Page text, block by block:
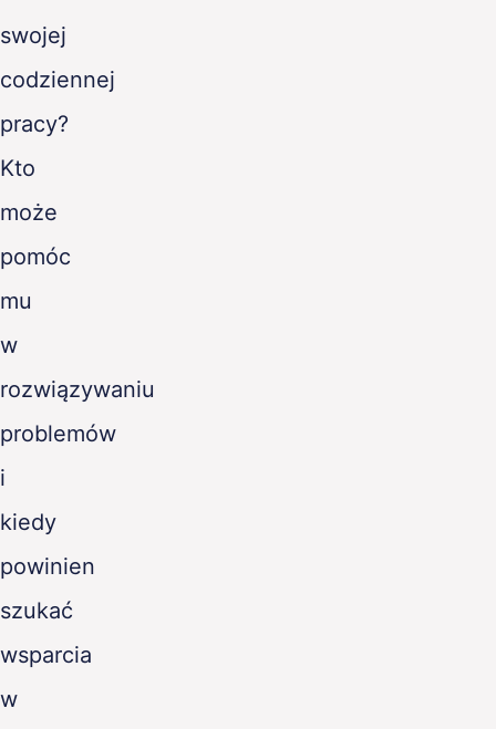
swojej
codziennej
pracy?
Kto
może
pomóc
mu
w
rozwiązywaniu
problemów
i
kiedy
powinien
szukać
wsparcia
w